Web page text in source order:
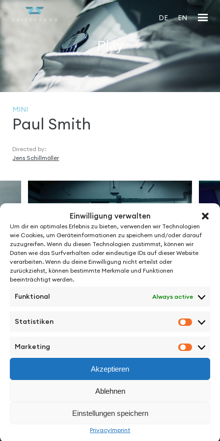
Einwilligung verwalten
Um dir ein optimales Erlebnis zu bieten, verwenden wir Technologien
wie Cookies, um Geräteinformationen zu speichern und/oder darauf
zuzugreifen. Wenn du diesen Technologien zustimmst, können wir
Daten wie das Surfverhalten oder eindeutige IDs auf dieser Website
verarbeiten. Wenn du deine Einwilligung nicht erteilst oder
zurückziehst, können bestimmte Merkmale und Funktionen
beeinträchtigt werden.
Funktional Always active
Statistiken
Marketing
Akzeptieren
Ablehnen
Einstellungen speichern
PrivacyImprint
DE EN
Play
MINI
Paul Smith
Directed by:
Jens Schillmöller
Vimeo